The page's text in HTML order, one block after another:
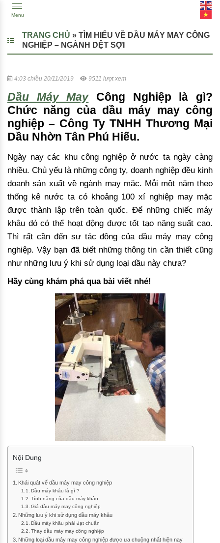
Menu
TRANG CHỦ » TÌM HIỂU VỀ DẦU MÁY MAY CÔNG
NGHIỆP – NGÀNH DỆT SỢI
4:03 chiều 20/11/2019 9511 lượt xem
Dầu Máy MayCông Nghiệp là gì?
Chức năng của dầu máy may công
nghiệp – Công Ty TNHH Thương Mại
Dầu Nhờn Tân Phú Hiếu.
Ngày nay các khu công nghiệp ở nước ta ngày càng
nhiều. Chủ yếu là những công ty, doanh nghiệp đều kinh
doanh sản xuất về ngành may mặc. Mỗi một năm theo
thống kê nước ta có khoảng 100 xí nghiệp may mặc
được thành lập trên toàn quốc. Để những chiếc máy
khâu đó có thể hoạt động được tốt tạo năng suất cao.
Thì rất cần đến sự tác động của dầu máy may công
nghiệp. Vậy bạn đã biết những thông tin cần thiết cũng
như những lưu ý khi sử dụng loại dầu này chưa?
Hãy cùng khám phá qua bài viết nhé!
Nội Dung
Khái quát vể dầu máy may công nghiệp
Dầu máy khâu là gì ?
Tính năng của dầu máy khâu
Giá dầu máy may công nghiệp
Những lưu ý khi sử dụng dầu máy khâu
Dầu máy khâu phải đạt chuẩn
Thay dầu máy may công nghiệp
Những loại dầu máy may công nghiệp được ưa chuộng nhất hiện nay